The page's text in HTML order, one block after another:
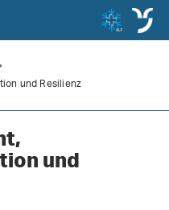
und Resilienz
und